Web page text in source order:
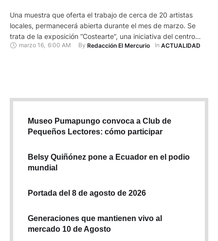
Una muestra que oferta el trabajo de cerca de 20 artistas
locales, permanecerá abierta durante el mes de marzo. Se
trata de la exposición “Costearte”, una iniciativa del centro
cultural “Saladentro”. Según Diego Jaramillo, director del
marzo 16, 6:00 AM By Redacción El Mercurio In ACTUALIDAD
Museo Pumapungo convoca a Club de
Pequeños Lectores: cómo participar
Belsy Quiñónez pone a Ecuador en el podio
mundial
Portada del 8 de agosto de 2026
Generaciones que mantienen vivo al
mercado 10 de Agosto